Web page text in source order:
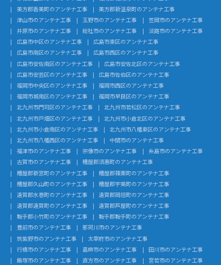
美方郡香美町のアンテナ工事
美方郡新温泉町のアンテナ工事
津山市のアンテナ工事
玉野市のアンテナ工事
笠岡市のアンテナ工事
井原市のアンテナ工事
総社市のアンテナ工事
淡路市のアンテナ工事
広島市中区のアンテナ工事
広島市東区のアンテナ工事
広島市南区のアンテナ工事
広島市西区のアンテナ工事
広島市安佐南区のアンテナ工事
広島市安佐北区のアンテナ工事
広島市安芸区のアンテナ工事
広島市佐伯区のアンテナ工事
福岡市中央区のアンテナ工事
福岡市西区のアンテナ工事
福岡市城南区のアンテナ工事
福岡市早良区のアンテナ工事
北九州市門司区のアンテナ工事
北九州市若松区のアンテナ工事
北九州市戸畑区のアンテナ工事
北九州市小倉北区のアンテナ工事
北九州市小倉南区のアンテナ工事
北九州市八幡東区のアンテナ工事
北九州市八幡西区のアンテナ工事
中間市のアンテナ工事
福津市のアンテナ工事
宗像市のアンテナ工事
糸島市のアンテナ工事
古賀市のアンテナ工事
糟屋郡須惠町のアンテナ工事
糟屋郡新宮町のアンテナ工事
糟屋郡篠栗町のアンテナ工事
糟屋郡久山町のアンテナ工事
糟屋郡宇美町のアンテナ工事
遠賀郡水巻町のアンテナ工事
遠賀郡岡垣町のアンテナ工事
遠賀郡遠賀町のアンテナ工事
遠賀郡芦屋町のアンテナ工事
鞍手郡小竹町のアンテナ工事
鞍手郡鞍手町のアンテナ工事
豊前市のアンテナ工事
那珂川市のアンテナ工事
筑紫野市のアンテナ工事
太宰府市のアンテナ工事
行橋市のアンテナ工事
嘉麻市のアンテナ工事
田川市のアンテナ工事
飯塚市のアンテナ工事
直方市のアンテナ工事
宮若市のアンテナ工事